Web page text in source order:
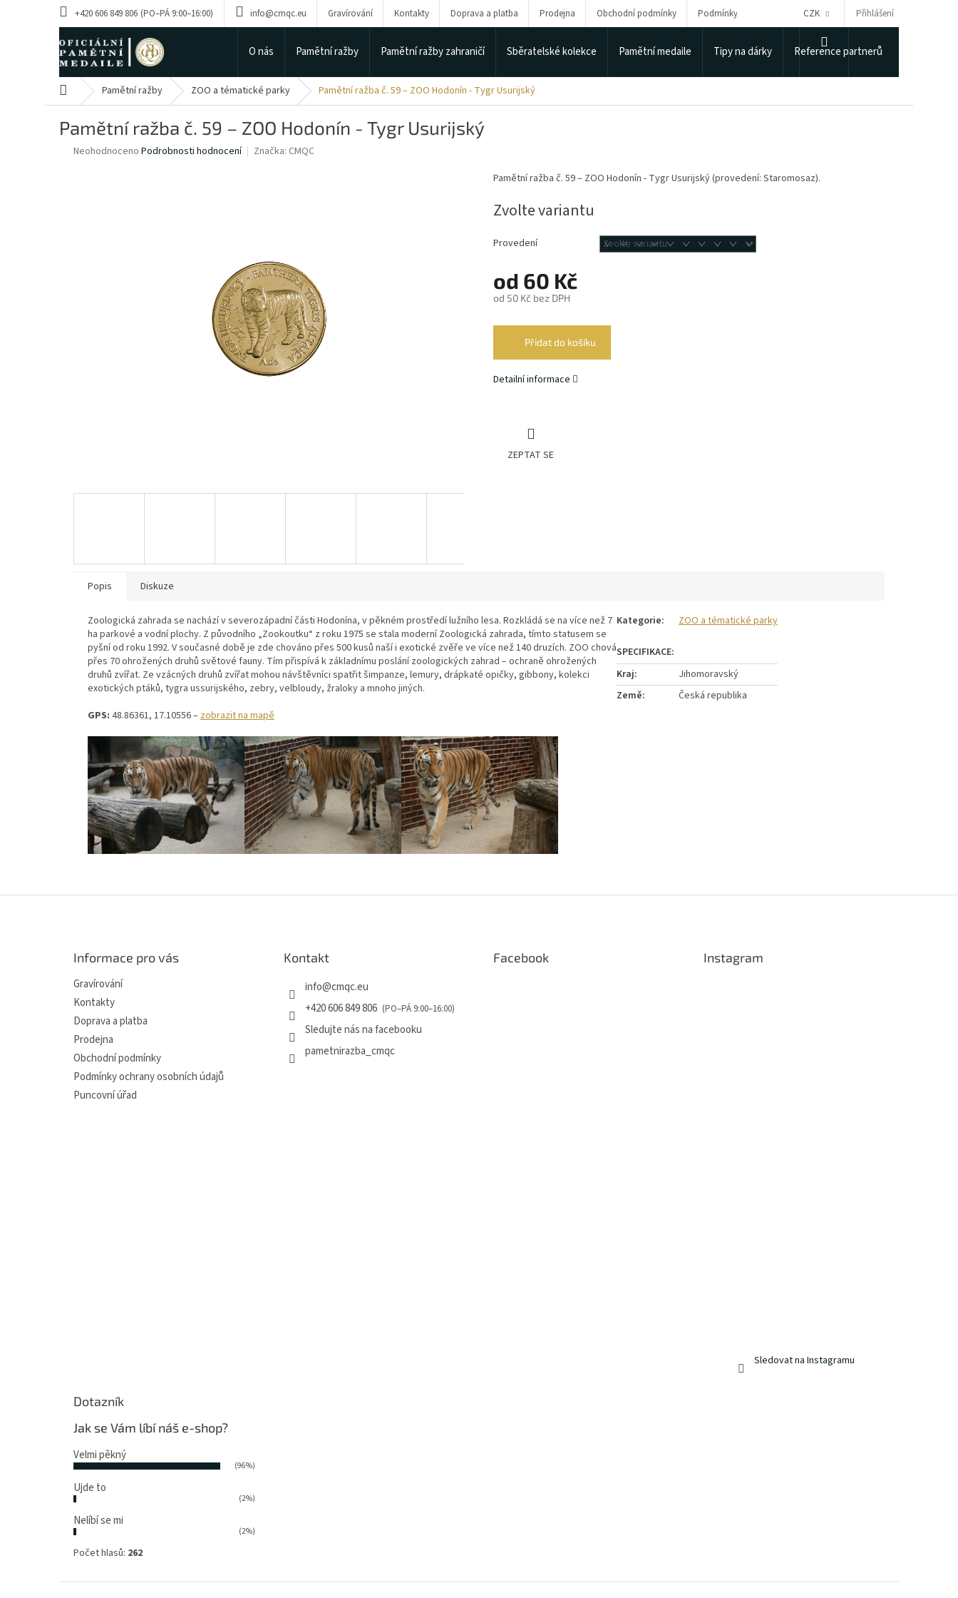
+420 606 849 806 info@cmqc.eu Gravírování Kontakty Doprava a platba Prodejna Obchodní podmínky Podmínky ochrany osobních údajů Puncovní úřad
CZK Přihlášení
O nás Pamětní ražby Pamětní ražby zahraničí Sběratelské kolekce Pamětní medaile Tipy na dárky Reference partnerů
Domů Pamětní ražby ZOO a tématické parky Pamětní ražba č. 59 – ZOO Hodonín - Tygr Usurijský
Pamětní ražba č. 59 – ZOO Hodonín - Tygr Usurijský
Průměrné
Neohodnoceno Podrobnosti hodnocení Značka: CMQC
od 60 Kč
od 50 Kč bez DPH
Zvolte variantu
Provedení
Přidat do košíku
Pamětní ražba č. 59 – ZOO Hodonín - Tygr Usurijský (provedení: Staromosaz).
Detailní informace
ZEPTAT SE
Popis Diskuze
Zoologická zahrada se nachází v severozápadní části Hodonína, v pěkném prostředí lužního lesa. Rozkládá se na více než 7
ha parkové a vodní plochy. Z původního „Zookoutku“ z roku 1975 se stala moderní Zoologická zahrada, tímto statusem se
pyšní od roku 1992. V současné době je zde chováno přes 500 kusů naší i exotické zvěře ve více než 140 druzích. ZOO chová
přes 70 ohrožených druhů světové fauny. Tím přispívá k základnímu poslání zoologických zahrad – ochraně ohrožených
druhů zvířat. Ze vzácných druhů zvířat mohou návštěvníci spatřit šimpanze, lemury, drápkaté opičky, gibbony, kolekci
exotických ptáků, tygra ussurijského, zebry, velbloudy, žraloky a mnoho jiných.
GPS: 48.86361, 17.10556 –zobrazit na mapě
Kategorie: ZOO a tématické parky
Kraj:
Jihomoravský
Země: Česká republika
Informace pro vás
Gravírování
Kontakty
Doprava a platba
Prodejna
Obchodní podmínky
Podmínky ochrany osobních údajů
Puncovní úřad
Kontakt
info@cmqc.eu
+420 606 849 806
Sledujte nás na facebooku
pametnirazba_cmqc
Facebook Instagram
Sledovat na Instagramu
Dotazník
Jak se Vám líbí náš e-shop?
Velmi pěkný
(96%)
Ujde to
(2%)
Nelíbí se mi
(2%)
Počet hlasů: 262